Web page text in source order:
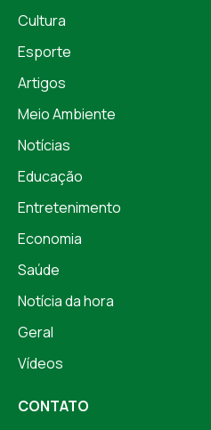
Cultura
Esporte
Artigos
Meio Ambiente
Notícias
Educação
Entretenimento
Economia
Saúde
Notícia da hora
Geral
Vídeos
CONTATO